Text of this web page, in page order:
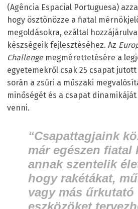
(Agência Espacial Portuguesa)
hogy ösztönözze a fiatal
megoldásokra, ezáltal
készségeik fejlesztéséhez. Az
Challengemegmérettetésére a
egyetemekről csak 25 csapat
során a zsűri a műszaki
minőségét és a csapat
venni.
“Csapattagjaink
már egészen fiatal
annak szentelik
hogy rakétákat,
vagy más űrkutató
eszközöket